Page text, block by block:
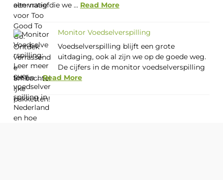
een vraag die we ... Read More
Monitor Voedselverspilling
Voedselverspilling blijft een grote
uitdaging, ook al zijn we op de goede weg.
De cijfers in de monitor voedselverspilling
tot en ...Read More